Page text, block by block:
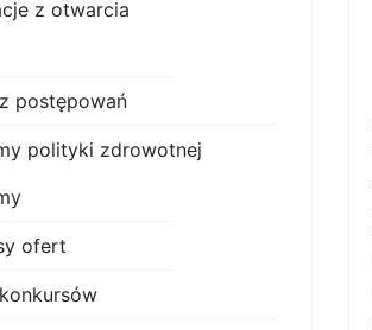
z otwarcia
postępowań
polityki zdrowotnej
ofert